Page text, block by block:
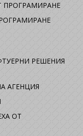
ПРОГРАМИРАНЕ
РЕШЕНИЯ
АГЕНЦИЯ
ОТ